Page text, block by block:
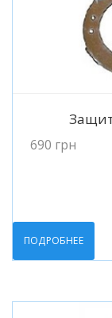
690 грн
ПОДРОБНЕЕ